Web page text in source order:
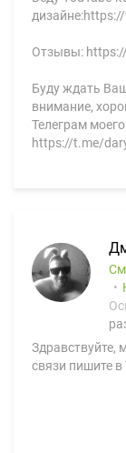
Отзывы:
Буду ждать
внимание,
Телеграм
https://t.me/
Здравствуйте,
связи пишите